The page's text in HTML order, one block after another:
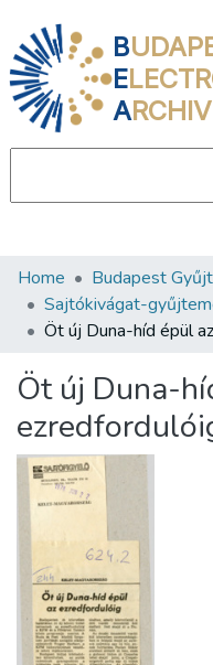
B
E
A
Communities &
All of DSpace
Statistics
About us
Home Budapest
Sajtókivágat-
Öt új Duna-